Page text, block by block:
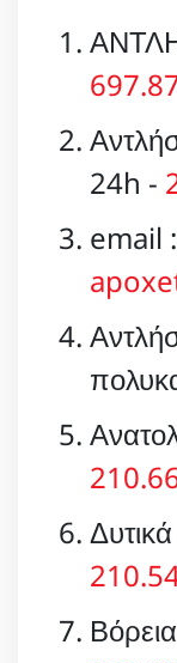
24h -
email :